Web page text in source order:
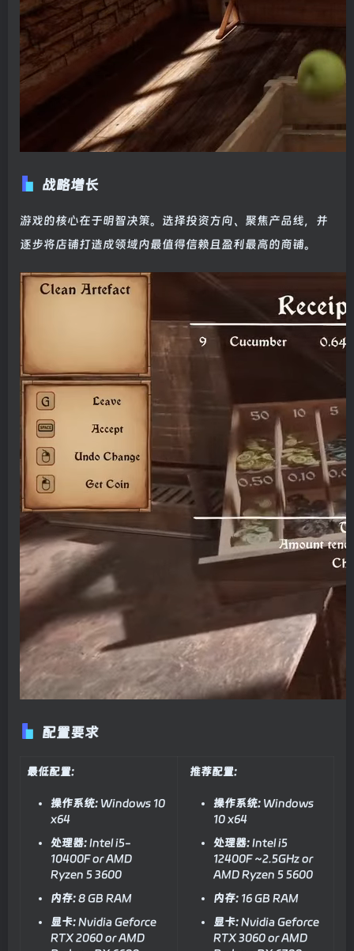
战略增长
游戏的核心在于明智决策。选择投资方向、聚焦产品线，并
逐步将店铺打造成领域内最值得信赖且盈利最高的商铺。
配置要求
最低配置:
操作系统: Windows 10
x64
处理器:Intel i5-
10400F or AMD
Ryzen 5 3600
内存:8 GB RAM
显卡:Nvidia Geforce
RTX 2060 or AMD
推荐配置:
操作系统: Windows
10 x64
处理器:Intel i5
12400F ~2.5GHz or
AMD Ryzen 5 5600
内存: 16 GB RAM
显卡:Nvidia Geforce
RTX 3060 or AMD